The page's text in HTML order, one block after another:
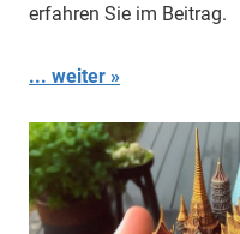
erfahren Sie im Beitrag.
... weiter